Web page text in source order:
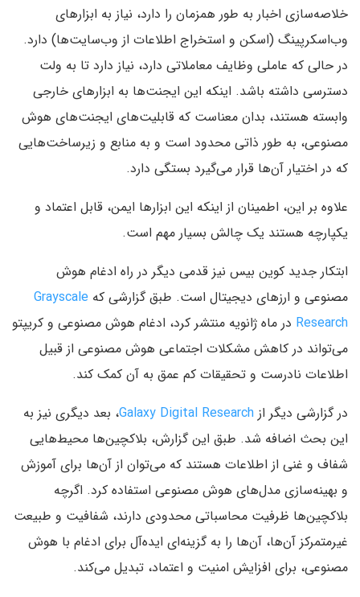
خلاصه‌سازی اخبار به طور همزمان را دارد، نیاز به ابزارهای
وب‌اسکرپینگ (اسکن و استخراج اطلاعات از وب‌سایت‌ها) دارد.
در حالی که عاملی وظایف معاملاتی دارد، نیاز دارد تا به ولت
دسترسی داشته باشد. اینکه این ایجنت‌ها به ابزارهای خارجی
وابسته هستند، بدان معناست که قابلیت‌های ایجنت‌های هوش
مصنوعی، به طور ذاتی محدود است و به منابع و زیرساخت‌هایی
که در اختیار آن‌ها قرار می‌گیرد بستگی دارد.
علاوه بر این، اطمینان از اینکه این ابزارها ایمن، قابل اعتماد و
یکپارچه هستند یک چالش بسیار مهم است.
ابتکار جدید کوین بیس نیز قدمی دیگر در راه ادغام هوش
مصنوعی و ارزهای دیجیتال است. طبق گزارشی که Grayscale
Research در ماه ژانویه منتشر کرد، ادغام هوش مصنوعی و کریپتو
می‌تواند در کاهش مشکلات اجتماعی هوش مصنوعی از قبیل
اطلاعات نادرست و تحقیقات کم عمق به آن کمک کند.
در گزارشی دیگر از Galaxy Digital Research، بعد دیگری نیز به
این بحث اضافه شد. طبق این گزارش، بلاکچین‌ها محیط‌هایی
شفاف و غنی از اطلاعات هستند که می‌توان از آن‌ها برای آموزش
و بهینه‌سازی مدل‌های هوش مصنوعی استفاده کرد. اگرچه
بلاکچین‌ها ظرفیت محاسباتی محدودی دارند، شفافیت و طبیعت
غیرمتمرکز آن‌ها، آن‌ها را به گزینه‌ای ایده‌آل برای ادغام با هوش
مصنوعی، برای افزایش امنیت و اعتماد، تبدیل می‌کند.